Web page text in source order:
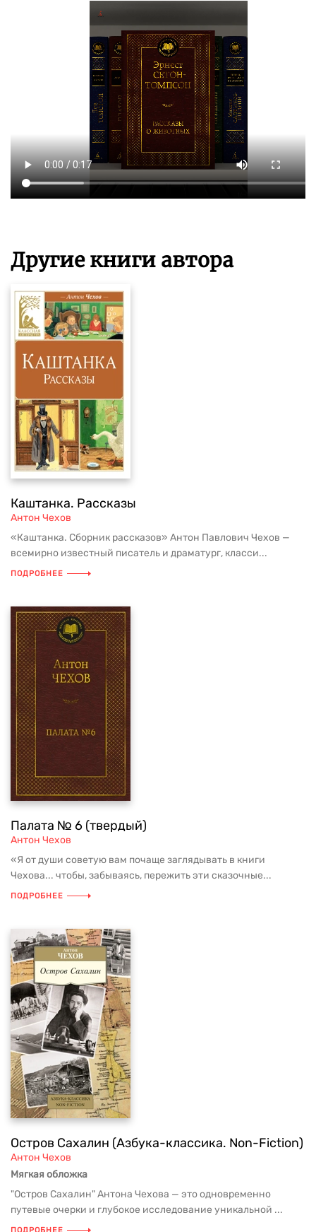
Другие книги автора
Каштанка. Рассказы
Антон Чехов
«Каштанка. Сборник рассказов» Антон Павлович Чехов —
всемирно известный писатель и драматург, класси...
ПОДРОБНЕЕ
Палата № 6 (твердый)
Антон Чехов
«Я от души советую вам почаще заглядывать в книги
Чехова... чтобы, забываясь, пережить эти сказочные...
ПОДРОБНЕЕ
Остров Сахалин (Азбука-классика. Non-Fiction)
Антон Чехов
Мягкая обложка
"Остров Сахалин" Антона Чехова — это одновременно
путевые очерки и глубокое исследование уникальной ...